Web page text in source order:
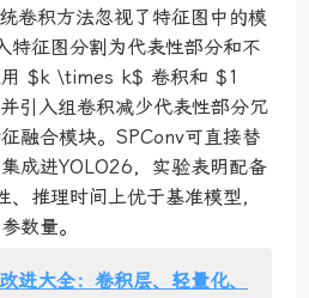
卷积方法忽视了特征图中的模
特征图分割为代表性部分和不
用 $k \times k$ 卷积和 $1
引入组卷积减少代表性部分冗
融合模块。SPConv可直接替
成进YOLO26，实验表明配备
推理时间上优于基准模型，
数量。
进大全：卷积层、轻量化、